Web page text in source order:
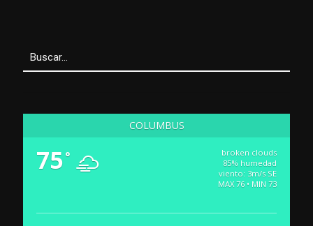
COLUMBUS
75°
broken clouds
85% humedad
viento: 3m/s SE
MAX 76 • MIN 73